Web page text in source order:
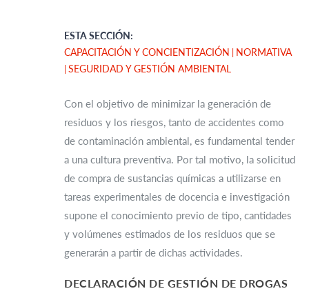
ESTA SECCIÓN:
CAPACITACIÓN Y CONCIENTIZACIÓN
NORMATIVA
SEGURIDAD Y GESTIÓN AMBIENTAL
Con el objetivo de minimizar la generación de
residuos y los riesgos, tanto de accidentes como
de contaminación ambiental, es fundamental tender
a una cultura preventiva. Por tal motivo, la solicitud
de compra de sustancias químicas a utilizarse en
tareas experimentales de docencia e investigación
supone el conocimiento previo de tipo, cantidades
y volúmenes estimados de los residuos que se
generarán a partir de dichas actividades.
DECLARACIÓN DE GESTIÓN DE DROGAS